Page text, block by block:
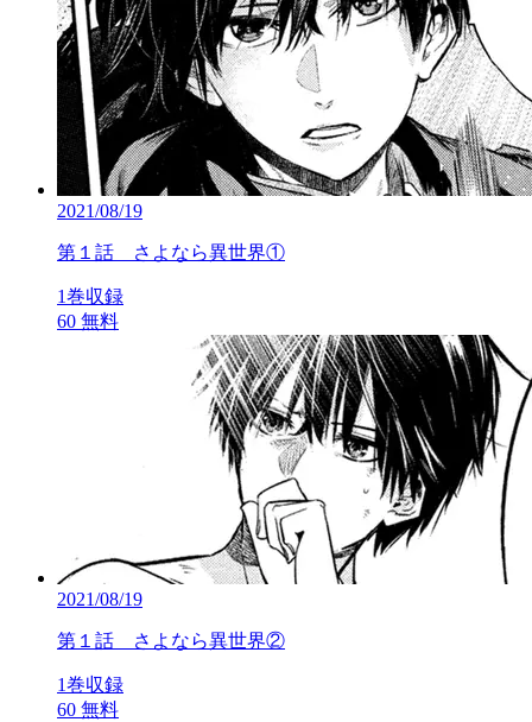
2021/08/19
第１話 さよなら異世界①
1巻収録
60 無料
2021/08/19
第１話 さよなら異世界②
1巻収録
60 無料